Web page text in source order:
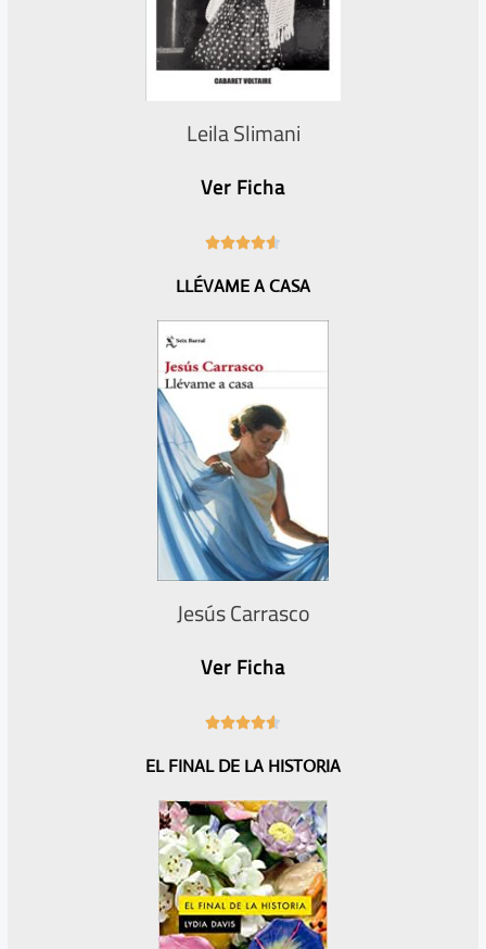
Leila Slimani
Ver Ficha

6
LLÉVAME A CASA
Jesús Carrasco
Ver Ficha

6
5
EL FINAL DE LA HISTORIA